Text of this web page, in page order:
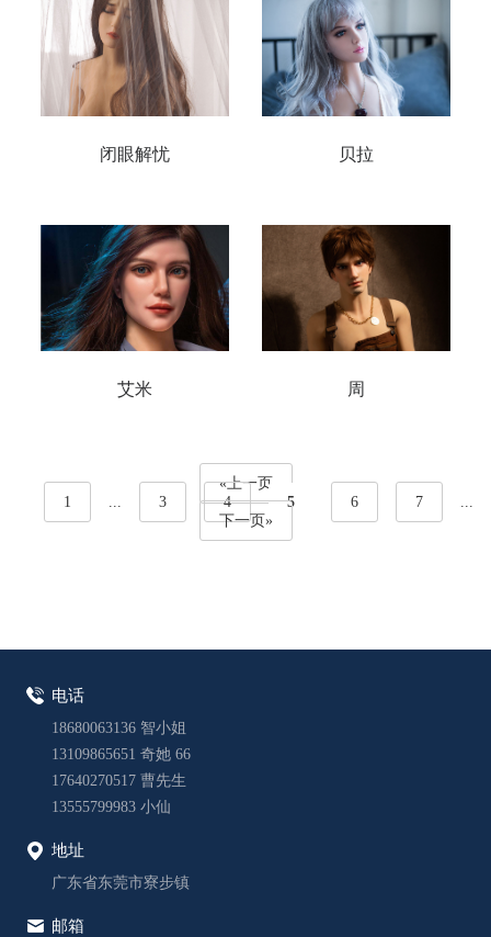
闭眼解忧 贝拉
艾米 周
«上一页
1
3 4 5 6 7
下一页»
电话
18680063136 智小姐
13109865651 奇她 66
17640270517 曹先生
13555799983 小仙
地址
广东省东莞市寮步镇
邮箱